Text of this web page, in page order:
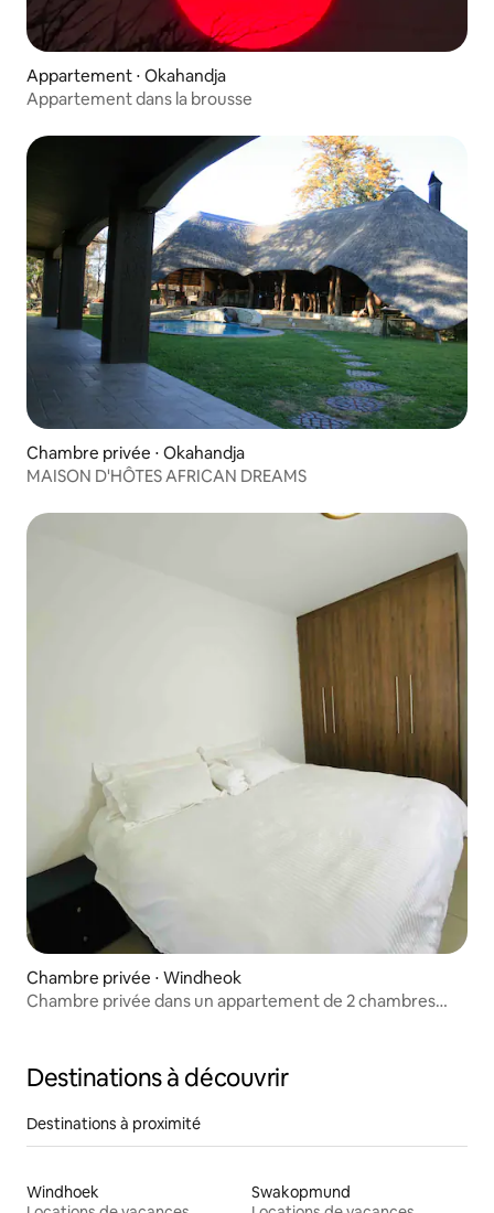
Appartement ⋅ Okahandja
Appartement dans la brousse
Chambre privée ⋅ Okahandja
MAISON D'HÔTES AFRICAN DREAMS
Chambre privée ⋅ Windheok
Chambre privée dans un appartement de 2 chambres
Destinations à découvrir
Destinations à proximité
Windhoek
Swakopmund